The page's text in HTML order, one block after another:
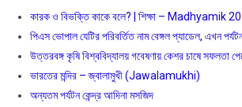
কারক ও বিভক্তি কাকে বলে? | শিক্ষা – Madhyamik
পিএস ভোপাল যেটির পরিবর্তিত নাম বেঙ্গল প্যাডেল, এখন
উত্তরবঙ্গ কৃষি বিশ্ববিদ্যালয় গবেষণায় কেশর চাষে সফলতা
ভারতের মন্দির – জ্বালামুখী (Jawalamukhi)
অন্যতম পর্যটন কেন্দ্র আদিনা মসজিদ